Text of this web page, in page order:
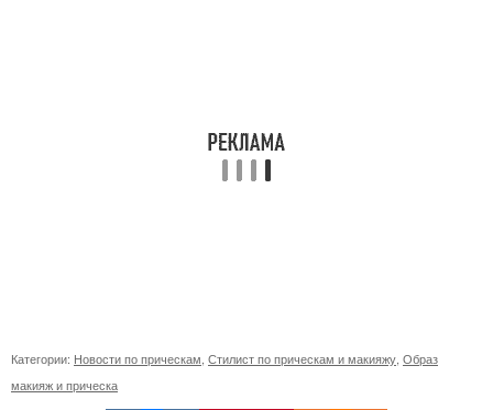
Категории: Новости по прическам Стилист по прическам и макияжу Образ
макияж и прическа